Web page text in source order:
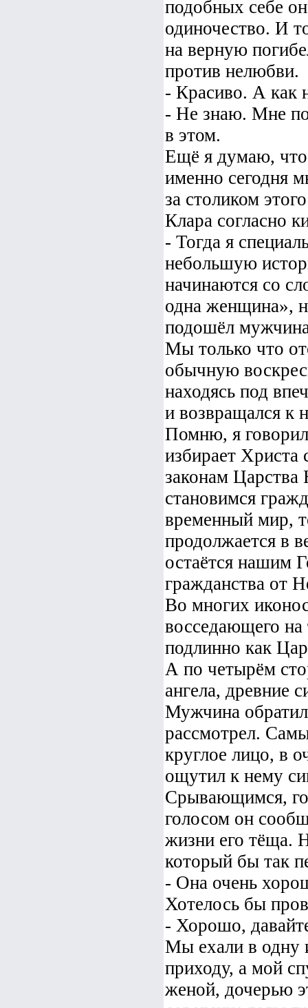
подобных себе
одиночество. И
на верную
против нелюбви.
- Красиво. А как
- Не знаю. Мне
в этом.
Ещё я думаю, что
именно сегодня
за столиком
Клара согласно
- Тогда я
небольшую
начинаются со
одна женщина»,
подошёл
Мы только что
обычную
находясь под
и возвращался к
Помню, я
избирает
законам
становимся
временный мир,
продолжается в
остаётся нашим
гражданства от
Во многих
восседающего
подлинно как
А по четырём
ангела, древние
Мужчина
рассмотрел.
круглое лицо, в
ощутил к нему
Срывающимся,
голосом он
жизни его тёща.
который бы так
- Она очень
Хотелось бы
- Хорошо,
Мы ехали в одну
приходу, а мой
женой, дочерью